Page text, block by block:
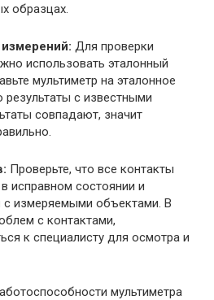
образцах.
Для проверки
использовать эталонный
мультиметр на эталонное
результаты с известными
совпадают, значит
Проверьте, что все контакты
исправном состоянии и
с измеряемыми объектами. В
с контактами,
к специалисту для осмотра и
мультиметра